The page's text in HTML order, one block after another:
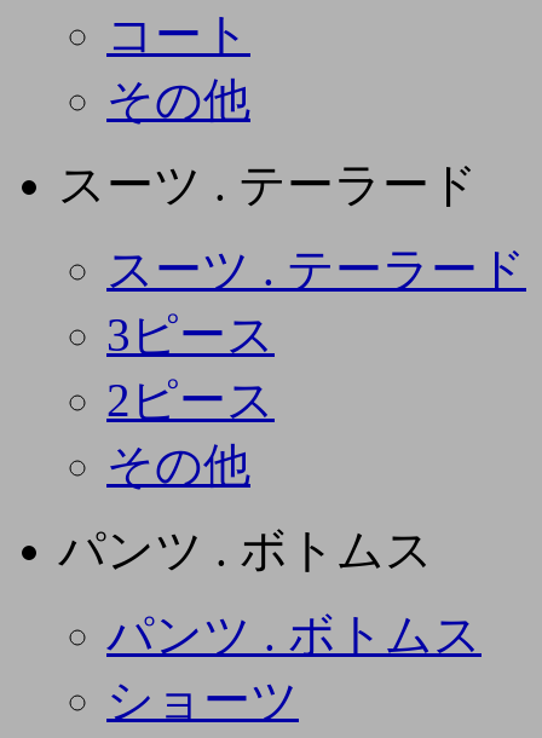
コート
その他
スーツ . テーラード
スーツ . テーラード
3ピース
2ピース
その他
パンツ . ボトムス
パンツ . ボトムス
ショーツ